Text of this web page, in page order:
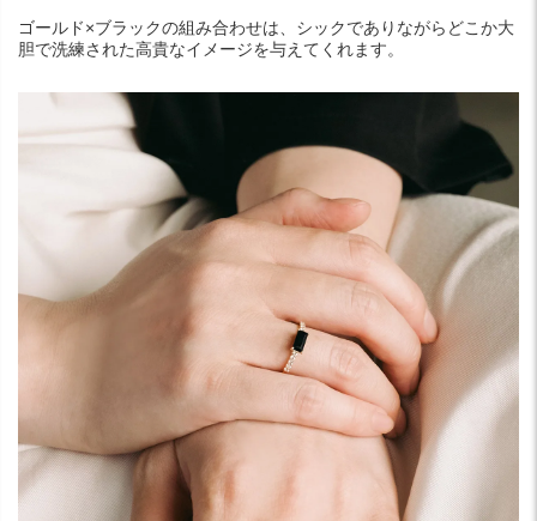
ゴールド×ブラックの組み合わせは、シックでありながらどこか大
胆で洗練された高貴なイメージを与えてくれます。